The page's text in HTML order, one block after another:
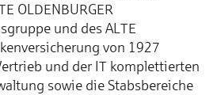
OLDENBURGER
und des ALTE
von 1927
und der IT komplettierten
sowie die Stabsbereiche